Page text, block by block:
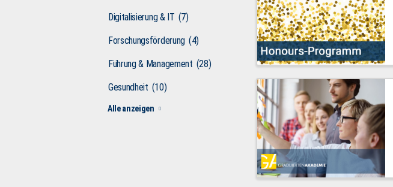
Digitalisierung & IT (7)
Forschungsförderung (4)
Führung & Management (28)
Gesundheit (10)
Alle anzeigen